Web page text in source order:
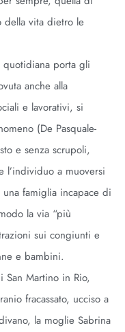
della vita dietro le
quotidiana porta gli
anche alla
e lavorativi, si
(De Pasquale-
e senza scrupoli,
l’individuo a muoversi
famiglia incapace di
la via “più
sui congiunti e
e bambini.
San Martino in Rio,
fracassato, ucciso a
la moglie Sabrina